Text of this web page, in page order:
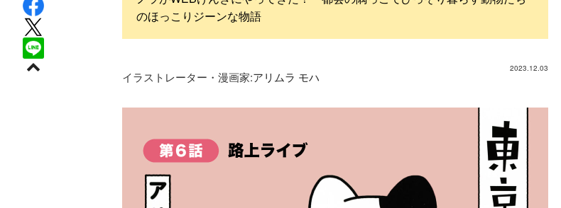
のほっこりジーンな物語
2023.12.03
イラストレーター・漫画家:アリムラ モハ